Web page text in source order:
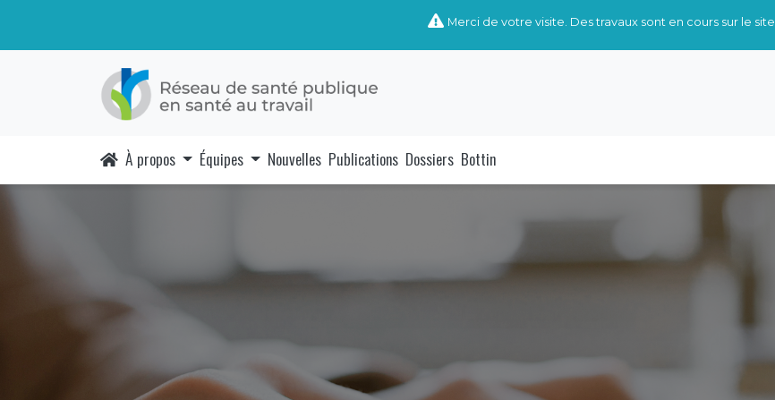
Merci de votre visite. Des travaux sont en cours sur le site
À propos Équipes Nouvelles Publications Dossiers Bottin